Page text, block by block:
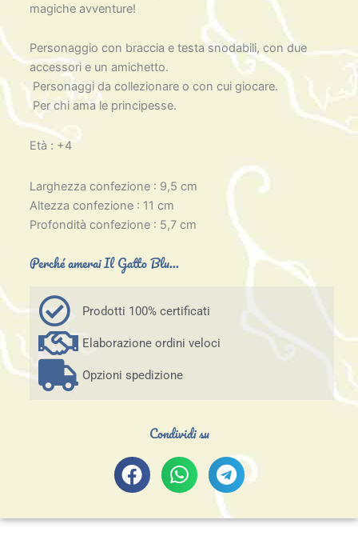
magiche avventure!
Personaggio con braccia e testa snodabili, con due
accessori e un amichetto.
Personaggi da collezionare o con cui giocare.
Per chi ama le principesse.
Età : +4
Larghezza confezione : 9,5 cm
Altezza confezione : 11 cm
Profondità confezione : 5,7 cm
Perché amerai Il Gatto Blu...
Prodotti 100% certificati
Elaborazione ordini veloci
Opzioni spedizione
Condividi su